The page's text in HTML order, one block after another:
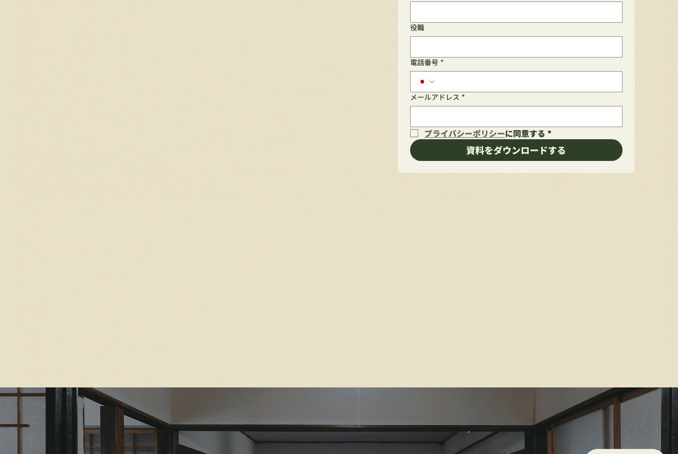
役職
電話番号 *
メールアドレス *
プライバシーポリシーに同意する *
資料をダウンロードする